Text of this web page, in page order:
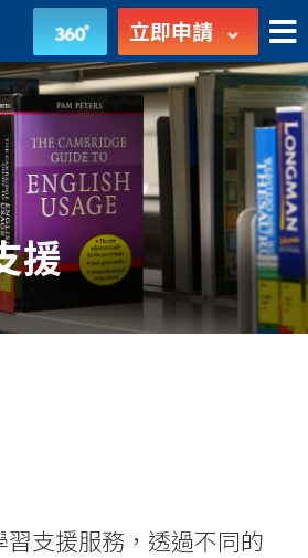
立即申請
援
支援服務，透過不同的